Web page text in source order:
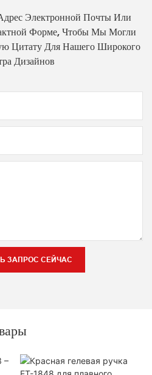
Электронной Почты Или
Форме, Чтобы Мы Могли
Цитату Для Нашего Широкого
Дизайнов
ЗАПРОС СЕЙЧАС